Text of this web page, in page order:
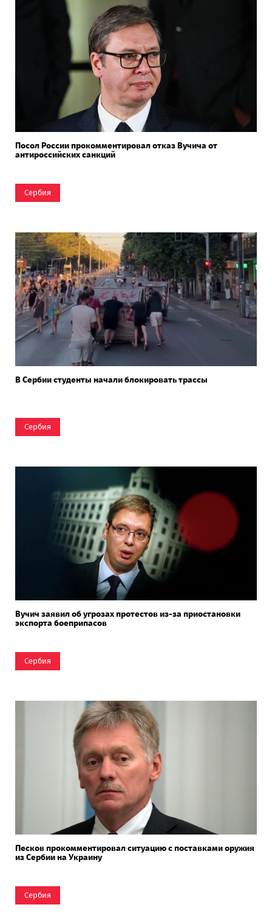
Посол России прокомментировал отказ Вучича от
антироссийских санкций
Сербия
В Сербии студенты начали блокировать трассы
Сербия
Вучич заявил об угрозах протестов из-за приостановки
экспорта боеприпасов
Сербия
Песков прокомментировал ситуацию с поставками оружия
из Сербии на Украину
Сербия